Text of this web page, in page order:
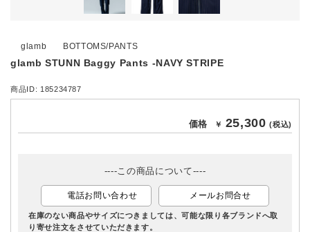
glamb BOTTOMS/PANTS
glamb STUNN Baggy Pants -NAVY STRIPE
商品ID: 185234787
価格 ￥ 25,300 (税込)
----この商品について----
電話お問い合わせ メールお問合せ
在庫のない商品やサイズにつきましては、可能な限り各ブランドへ取
り寄せ注文をさせていただきます。